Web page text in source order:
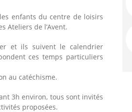
enfants du centre de loisirs
Ateliers de l’Avent.
et ils suivent le calendrier
ces temps particuliers
au catéchisme.
3h environ, tous sont invités
aux activités proposées.